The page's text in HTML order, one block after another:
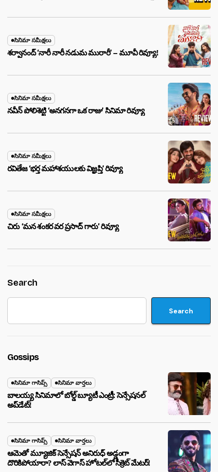
సినిమా సమీక్షలు
శర్వానంద్ ‘నారీ నారీ నడుమ మురారీ’ – మూవీ రివ్యూ!
సినిమా సమీక్షలు
నవీన్ పోలిశెట్టి ‘అనగనగా ఒక రాజు’ సినిమా రివ్యూ
సినిమా సమీక్షలు
రవితేజ ‘భర్త మహాశయులకు విజ్ఞప్తి’ రివ్యూ
సినిమా సమీక్షలు
చిరు ‘మ‌న శంక‌ర వ‌ర ప్ర‌సాద్ గారు’ రివ్యూ
Search
Search
Gossips
సినిమా గాసిప్స్ సినిమా వార్తలు
బాలయ్య సినిమాలో బోల్డ్ బ్యూటీ ఎంట్రీ: సెన్సేషనల్
అప్‌డేట్!
సినిమా గాసిప్స్ సినిమా వార్తలు
ఆమెతో మ్యూజిక్ సెన్సేషన్ అనిరుధ్ అడ్డంగా
దొరికిపోయారా? లాస్ వెగాస్ హోటల్‌లో సీక్రెట్ మేటర్!